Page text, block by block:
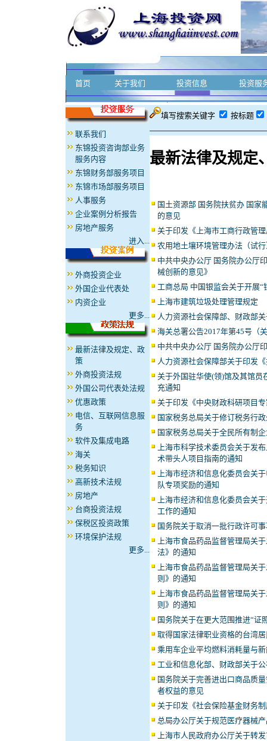
首页 关于我们 投资信息 投资服
联系我们
东锦投资咨询部业务
服务内容
东锦财务部服务项目
东锦市场部服务项目
人事服务
企业案例分析报告
房地产服务
进入...
外商投资企业
外国企业代表处
内资企业
更多...
最新法律及规定、政
策
外商投资法规
外国公司代表处法规
优惠政策
电信、互联网信息服
务
软件及集成电路
海关
税务知识
高新技术法规
房地产
台商投资法规
保税区投资政策
环境保护法规
更多...
填写搜索关键字 按标题
最新法律及规定
国土资源部 国务院扶贫办 国家
的意见
关于印发《上海市工商行政管
农用地土壤环境管理办法（试
中共中央办公厅 国务院办公厅
械创新的意见》
工商总局 中国银监会关于开展
上海市建筑垃圾处理管理规定
人力资源社会保障部、财政部
海关总署公告2017年第45号（
中共中央办公厅 国务院办公厅
人力资源社会保障部关于印发
关于外国驻华使(领)馆及其馆员
充通知
关于印发《中央财政科研项目
国家税务总局关于修订税务行
国家税务总局关于全民所有制
上海市科学技术委员会关于发
术带头人项目指南的通知
上海市经济和信息化委员会关
队专项奖励的通知
上海市经济和信息化委员会关
工作的通知
国务院关于取消一批行政许可
上海市食品药品监督管理局关
法》的通知
上海市食品药品监督管理局关
则》的通知
上海市食品药品监督管理局关
则》的通知
国务院关于在更大范围推进“证
取得国家法律职业资格的台湾
乘用车企业平均燃料消耗量与
工业和信息化部、财政部关于
国务院关于完善进出口商品质
者权益的意见
关于印发《社会保险基金财务
总局办公厅关于规范医疗器械
上海市人民政府办公厅关于转